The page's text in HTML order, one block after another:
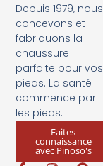
Depuis 1979, nous
concevons et
fabriquons la
chaussure
parfaite pour vos
pieds. La santé
commence par
les pieds.
Faites
connaissance
avec Pinoso's